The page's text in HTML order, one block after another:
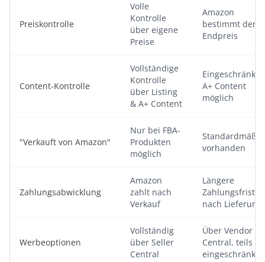
Preiskontrolle
Volle
Kontrolle
über eigene
Preise
Amazon
bestimmt den
Endpreis
Content-Kontrolle
Vollständige
Kontrolle
über Listing
& A+ Content
Eingeschränkt,
A+ Content
möglich
"Verkauft von Amazon"
Nur bei FBA-
Produkten
möglich
Standardmäßig
vorhanden
Zahlungsabwicklung
Amazon
zahlt nach
Verkauf
Längere
Zahlungsfristen
nach Lieferung
Werbeoptionen
Vollständig
über Seller
Central
Über Vendor
Central, teils